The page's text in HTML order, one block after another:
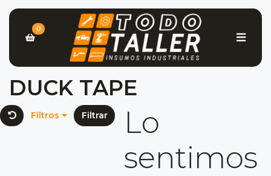
0
DUCK TAPE
Filtros Filtrar
Lo
sentimos